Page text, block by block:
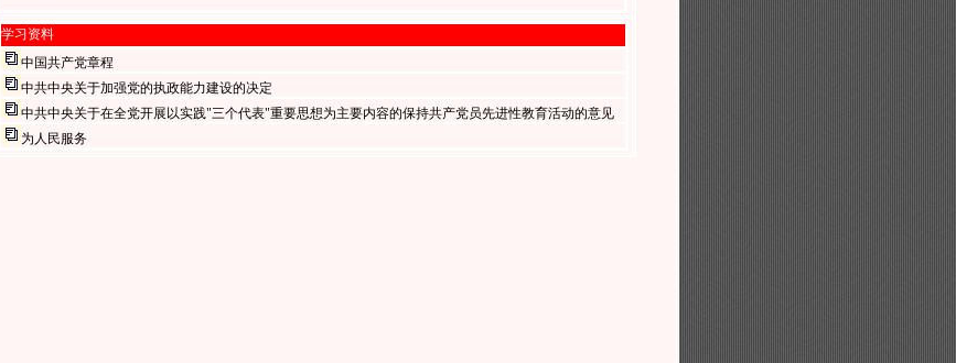
学习资料
中国共产党章程
中共中央关于加强党的执政能力建设的决定
中共中央关于在全党开展以实践"三个代表"重要思想为主要内容的保持共产党员先进性教育活动的意见
为人民服务